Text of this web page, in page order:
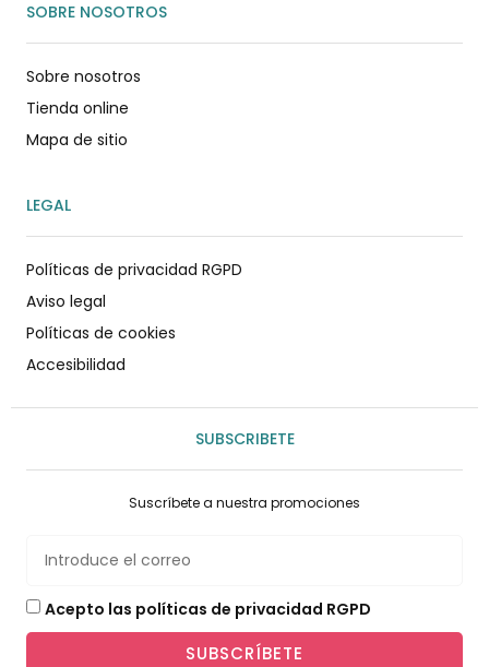
SOBRE NOSOTROS
Sobre nosotros
Tienda online
Mapa de sitio
LEGAL
Políticas de privacidad RGPD
Aviso legal
Políticas de cookies
Accesibilidad
SUBSCRIBETE
Suscríbete a nuestra promociones
Acepto las políticas de privacidad RGPD
SUBSCRÍBETE